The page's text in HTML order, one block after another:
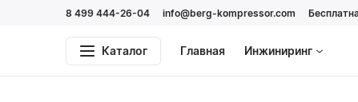
8 499 444-26-04 info@berg-kompressor.com
Каталог Главная Инжиниринг